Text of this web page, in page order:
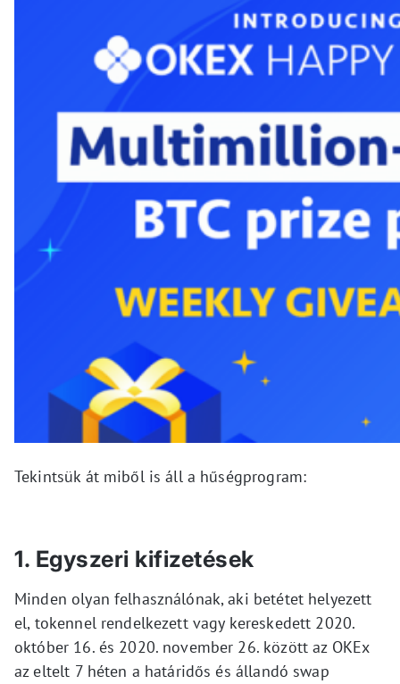
Tekintsük át miből is áll a hűségprogram:
1. Egyszeri kifizetések
Minden olyan felhasználónak, aki betétet helyezett
el, tokennel rendelkezett vagy kereskedett 2020.
október 16. és 2020. november 26. között az OKEx
az eltelt 7 héten a határidős és állandó swap